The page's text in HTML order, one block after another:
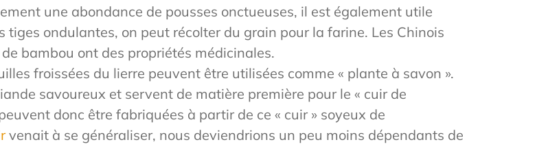
une abondance de pousses onctueuses, il est également utile
tiges ondulantes, on peut récolter du grain pour la farine. Les Chinois
bambou ont des propriétés médicinales.
froissées du lierre peuvent être utilisées comme « plante à savon ».
savoureux et servent de matière première pour le « cuir de
donc être fabriquées à partir de ce « cuir » soyeux de
venait à se généraliser, nous deviendrions un peu moins dépendants de